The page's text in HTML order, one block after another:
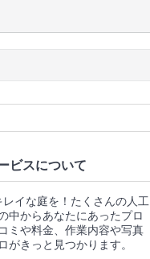
ビスについて
イな庭を！たくさんの人工
中からあなたにあったプロ
ミや料金、作業内容や写真
がきっと見つかります。